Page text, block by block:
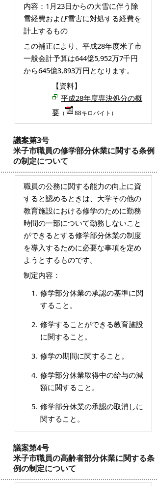
内容：1月23日からの大雪に伴う除
雪経費および雪害に対処する経費を
計上するもの
この補正により、平成28年度米子市
一般会計予算は644億5,952万7千円
から645億3,893万円となります。
【資料】
平成28年度専決処分の概
要 （ 88キロバイト）
議案第3号
米子市職員の修学部分休業に関する条例
の制定について
職員の公務に関する能力の向上に資
すると認めるときは、大学その他の
教育施設における修学のために勤務
時間の一部について勤務しないこと
ができるとする修学部分休業の制度
を導入するために必要な事項を定め
ようとするものです。
制定内容：
修学部分休業の承認の基準に関
すること。
修学することができる教育施設
に関すること。
修学の期間に関すること。
修学部分休業取得中の給与の減
額に関すること。
修学部分休業の承認の取消しに
関すること。
議案第4号
米子市職員の高齢者部分休業に関する条
例の制定について